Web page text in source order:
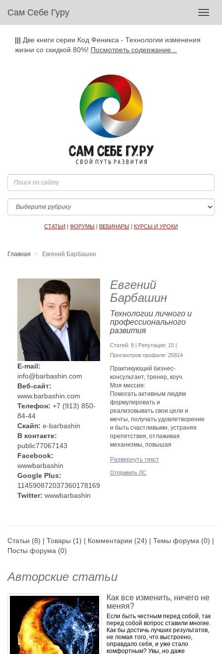
Сам Себе Гуру
||| Две книги серии Код Феникса - Технологии изменения
жизни со скидкой 80%! Посмотреть содержание...
СТАТЬИ | ФОРУМЫ | ВЕБИНАРЫ | КУРСЫ И УРОКИ
Главная Евгений Барбашин
E-mail:
info@barbashin.com
Веб-сайт:
www.barbashin.com
Телефон: +7 (913) 850-
84-44
Скайп: e-barbashin
В контакте:
public77067143
Facebook:
wwwbarbashin
Google Plus:
114590872037360178169
Twitter: wwwbarbashin
Евгений
Барбашин
Технологии личного и
профессионального
развития
Cтатей: 8 | Репутация: 15 |
Просмотров профиля: 25814
Практикующий бизнес-
консультант, тренер, коуч.
Моя миссия:
Помогать активным людям
формулировать и
реализовывать свои цели и
мечты, получать удовлетворение
и быть счастливыми, устраняя
препятствия, отлаживая
механизмы, повышая
Развернуть текст
Отправить ЛС
Статьи (8) | Товары (1) | Комментарии (24) | Темы форума (0) |
Посты форума (0)
Авторские статьи
Как все изменить, ничего не
меняя?
Если быть честным перед собой, так
перед собой вопрос ставили многие.
Как бы достичь лучших результатов,
не ломая того, что выстроено,
оправдало себя, и уже стало
комфортным? Увы, но даже